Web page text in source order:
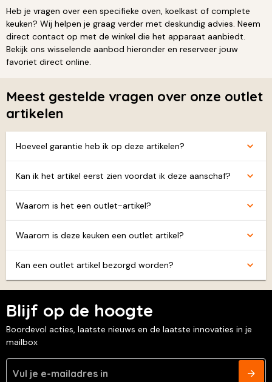
Heb je vragen over een specifieke oven, koelkast of complete
keuken? Wij helpen je graag verder met deskundig advies. Neem
direct contact op met de winkel die het apparaat aanbiedt.
Bekijk ons wisselende aanbod hieronder en reserveer jouw
favoriet direct online.
Meest gestelde vragen over onze outlet
artikelen
Hoeveel garantie heb ik op deze artikelen?
Kan ik het artikel eerst zien voordat ik deze aanschaf?
Waarom is het een outlet-artikel?
Waarom is deze keuken een outlet artikel?
Kan een outlet artikel bezorgd worden?
Blijf op de hoogte
Boordevol acties, laatste nieuws en de laatste innovaties in je
mailbox